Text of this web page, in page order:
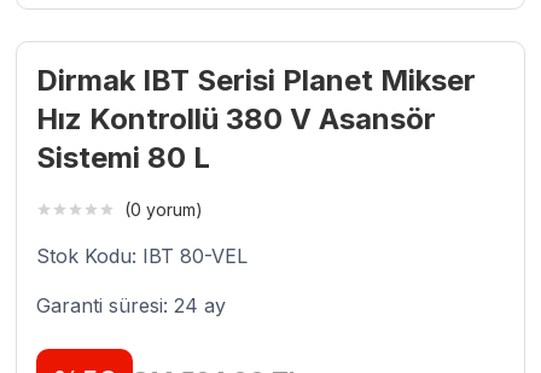
Dirmak IBT Serisi Planet Mikser
Hız Kontrollü 380 V Asansör
Sistemi 80 L
(0 yorum)
Stok Kodu: IBT 80-VEL
Garanti süresi: 24 ay